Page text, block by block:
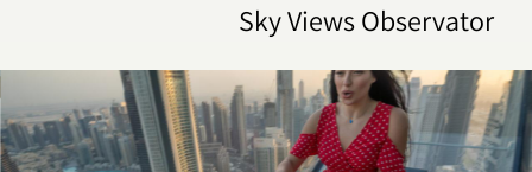
Sky Views Observator